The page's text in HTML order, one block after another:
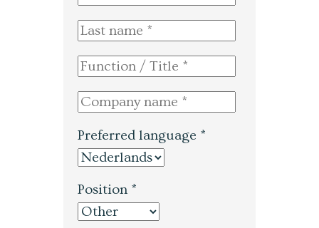
Preferred language *
Position *